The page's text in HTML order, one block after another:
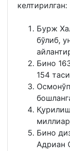
келтирилган:
Бурж
бўлиб,
Бино
154
Бино
Адриан